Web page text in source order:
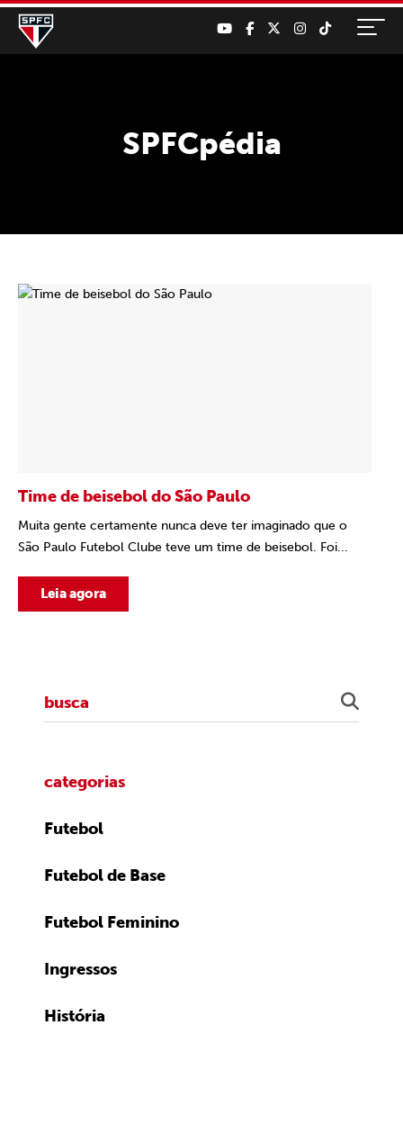
SPFCpédia
Time de beisebol do São Paulo
Muita gente certamente nunca deve ter imaginado que o
São Paulo Futebol Clube teve um time de beisebol. Foi...
Leia agora
categorias
Futebol
Futebol de Base
Futebol Feminino
Ingressos
História